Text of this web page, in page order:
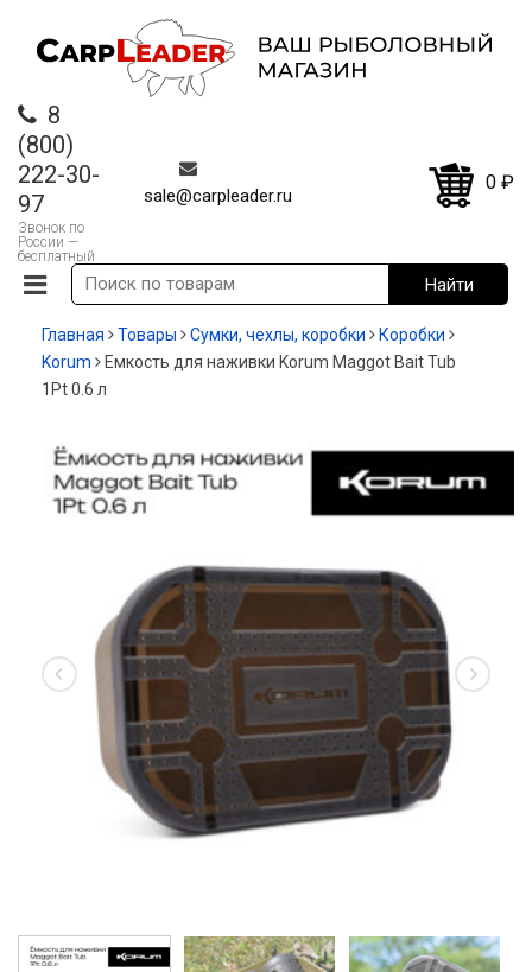
8
(800)
222-30-
97
Звонок по
России —
бесплатный
sale@carpleader.ru
0 ₽
Главная Товары Сумки, чехлы, коробки
Коробки
Korum
Емкость для наживки Korum Maggot Bait Tub
1Pt 0.6 л
-21%